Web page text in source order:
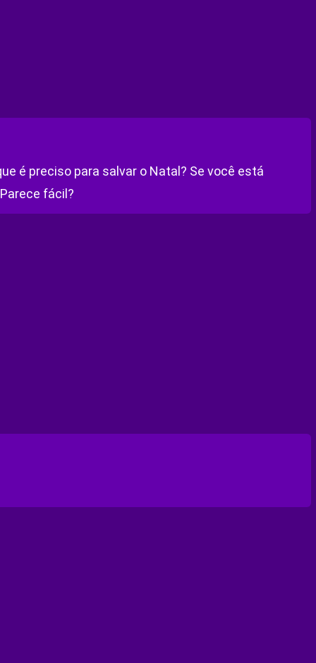
é preciso para salvar o Natal? Se você está
fácil?